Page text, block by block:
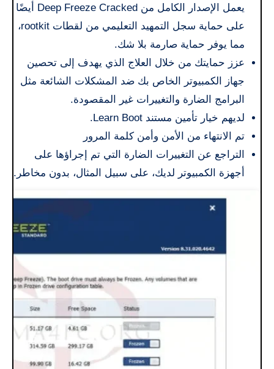
يعمل الإصدار الكامل من Deep Freeze Cracked أيضًا
على حماية سجل التمهيد التعليمي من لقطات rootkit،
مما يوفر حماية صارمة بلا شك.
عزز حمايتك من خلال العلاج الذي يهدف إلى تحصين
جهاز الكمبيوتر الخاص بك ضد المشكلات الشائعة مثل
البرامج الضارة والتغييرات غير المقصودة.
لديهم خيار تأمين مستند Learn Boot.
تم الانتهاء من الأمن وأمن كلمة المرور
التراجع عن التغييرات الضارة التي تم إجراؤها على
أجهزة الكمبيوتر لديك، على سبيل المثال، بدون مخاطر.